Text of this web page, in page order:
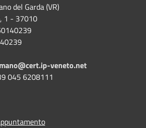
del Garda (VR)
1 - 37010
veneto.net
045 6208111